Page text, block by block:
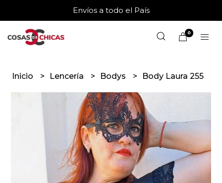
Envíos a todo el País
0
Inicio Lencería Bodys Body Laura 255